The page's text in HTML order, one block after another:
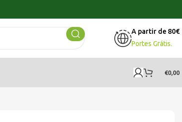
A partir de 80€
Portes Grátis.
€0,00